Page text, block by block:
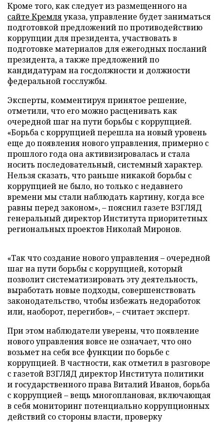
Кроме того, как следует из размещенного на
сайте Кремляуказа, управление будет заниматься
подготовкой предложений по противодействию
коррупции для президента, участвовать в
подготовке материалов для ежегодных посланий
президента, а также предложений по
кандидатурам на госдолжности и должности
федеральной госслужбы.
Эксперты, комментируя принятое решение,
отметили, что его можно расценивать как
очередной шаг на пути борьбы с коррупцией.
«Борьба с коррупцией перешла на новый уровень
еще до появления нового управления, примерно с
прошлого года она активизировалась и стала
носить последовательный, системный характер.
Нельзя сказать, что раньше никакой борьбы с
коррупцией не было, но только с недавнего
времени мы стали наблюдать картину, когда все
равны перед законом», – пояснил газете ВЗГЛЯД
генеральный директор Института приоритетных
региональных проектов Николай Миронов.
«Так что создание нового управления – очередной
шаг на пути борьбы с коррупцией, который
позволит систематизировать эту деятельность,
выработать новые подходы, совершенствовать
законодательство, чтобы избежать недоработок
или, наоборот, перегибов», – считает эксперт.
При этом наблюдатели уверены, что появление
нового управления вовсе не означает, что оно
возьмет на себя все функции по борьбе с
коррупцией. В частности, как отметил в разговоре
с газетой ВЗГЛЯД директор Института политики
и государственного права Виталий Иванов, борьба
с коррупцией – вещь многоплановая, включающая
в себя мониторинг потенциально коррупционных
действий со стороны власти, проверку